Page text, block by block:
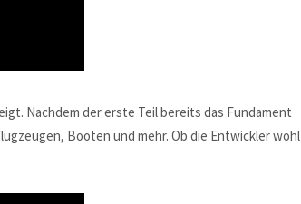
Nachdem der erste Teil bereits das Fundament
Booten und mehr. Ob die Entwickler wohl